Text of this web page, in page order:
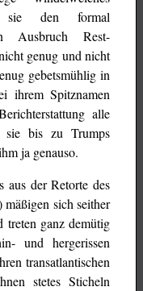
sie den formal
Ausbruch Rest-
genug und nicht
gebetsmühlig in
ihrem Spitznamen
alle
sie bis zu Trumps
ja genauso.
aus der Retorte des
sich seither
ganz demütig
und hergerissen
transatlantischen
stetes Sticheln